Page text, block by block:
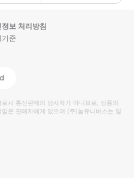
정보 처리방침
기준
서 통신판매의 당사자가 아니므로, 상품의
은 판매자에게 있으며 (주)놀유니버스는 일